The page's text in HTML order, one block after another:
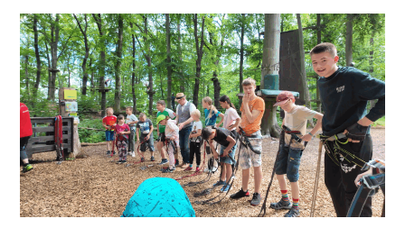
Ausflug
zum
Kletterpark
in
Blankenburg